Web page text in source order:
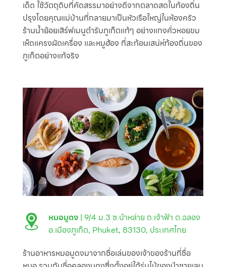
เด็ด ใช้วัตถุดิบที่คัดสรรมาอย่างดีจากตลาดสดในท้องถิ่น
ปรุงโดยคุณแม่บ้านที่กลายมาเป็นหัวเรือใหญ่ในห้องครัว
ร้านน้ำย้อยเสิร์ฟเมนูตำรับภูเก็ตแท้ๆ อย่างแกงคั่วหอยขม
เห็ดแครงผัดเครื่อง และหมูฮ้อง ที่สะท้อนเสน่ห์ท้องถิ่นของ
ภูเก็ตอย่างแท้จริง
หมอมูดง | 9/4 ม.3 ซ.ป่าหล่าย ถ.เจ้าฟ้า ต.ฉลอง
อ.เมืองภูเก็ต, Phuket, 83130, ประเทศไทย
ร้านอาหารหมอมูดงมาจากชื่อเล่นของเจ้าของร้านที่ชื่อ